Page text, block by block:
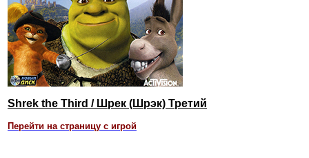
Shrek the Third / Шрек (Шрэк) Третий
Перейти на страницу с игрой